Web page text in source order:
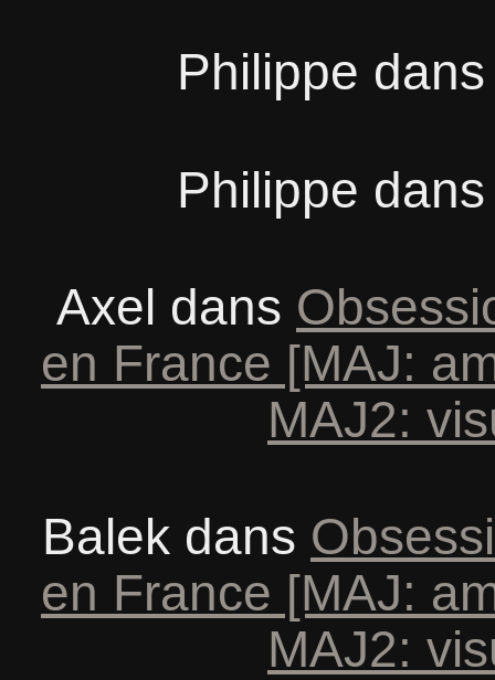
Philippe
Philippe
Axel dans
en France [MAJ:
MAJ2:
Balekdans
en France [MAJ:
MAJ2: